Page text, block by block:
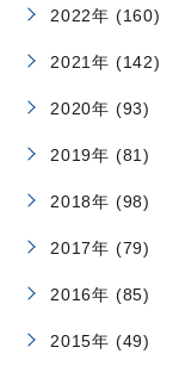
2022年 (160)
2021年 (142)
2020年 (93)
2019年 (81)
2018年 (98)
2017年 (79)
2016年 (85)
2015年 (49)